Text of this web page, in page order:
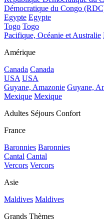
Démocratique du Congo
Egypte Egypte
Togo Togo
Pacifique, Océanie et Australie
Amérique
Canada Canada
USA USA
Guyane, Amazonie Guyane,
Mexique Mexique
Adultes Séjours Confort
France
Baronnies Baronnies
Cantal Cantal
Vercors Vercors
Asie
Maldives Maldives
Grands Thèmes